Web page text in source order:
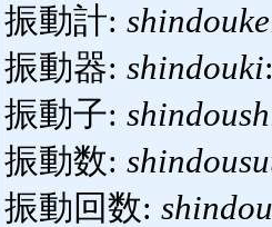
振動計:
振動器: shindouki
振動子:
振動数:
振動回数: